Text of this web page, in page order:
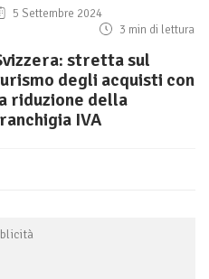
5 Settembre 2024
3 min di lettura
stretta sul
degli acquisti con
riduzione della
IVA